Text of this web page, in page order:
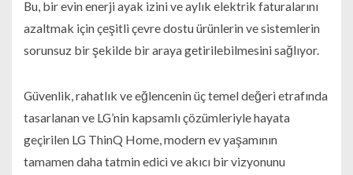
Bu, bir evin enerji ayak izini ve aylık elektrik faturalarını
azaltmak için çeşitli çevre dostu ürünlerin ve sistemlerin
sorunsuz bir şekilde bir araya getirilebilmesini sağlıyor.
Güvenlik, rahatlık ve eğlencenin üç temel değeri etrafında
tasarlanan ve LG’nin kapsamlı çözümleriyle hayata
geçirilen LG ThinQ Home, modern ev yaşamının
tamamen daha tatmin edici ve akıcı bir vizyonunu